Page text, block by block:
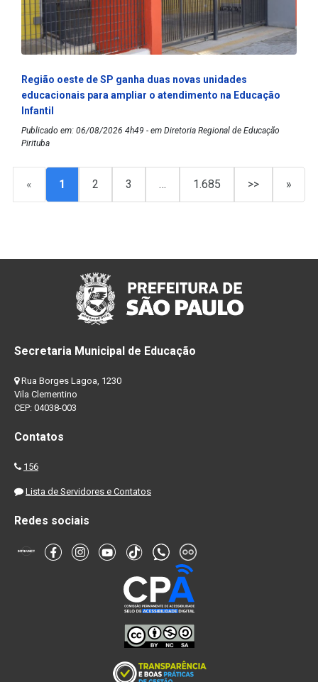
Região oeste de SP ganha duas novas unidades
educacionais para ampliar o atendimento na Educação
Infantil
Publicado em: 06/08/2026 4h49 - em Diretoria Regional de Educação
Pirituba
« 1 2 3 … 1.685 >> »
Secretaria Municipal de Educação
Rua Borges Lagoa, 1230
Vila Clementino
CEP: 04038-003
Contatos
156
Lista de Servidores e Contatos
Redes sociais